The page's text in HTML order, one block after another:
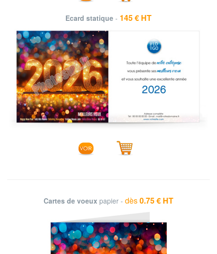
Ecard statique - 145 € HT
Cartes de voeux papier - dès0.75 € HT